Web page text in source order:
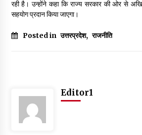
Thought Of The Day 10
May 10, 2022
रही है। उन्होंने कहा कि राज्य सरकार की ओर से
सहयोग प्रदान किया जाएगा।
Posted in उत्तरप्रदेश, राजनीति
Editor1